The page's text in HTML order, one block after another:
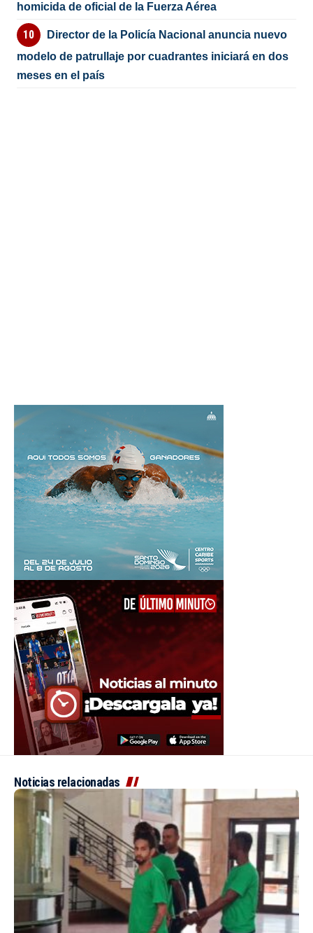
homicida de oficial de la Fuerza Aérea
Director de la Policía Nacional anuncia nuevo
modelo de patrullaje por cuadrantes iniciará en dos
meses en el país
Noticias relacionadas